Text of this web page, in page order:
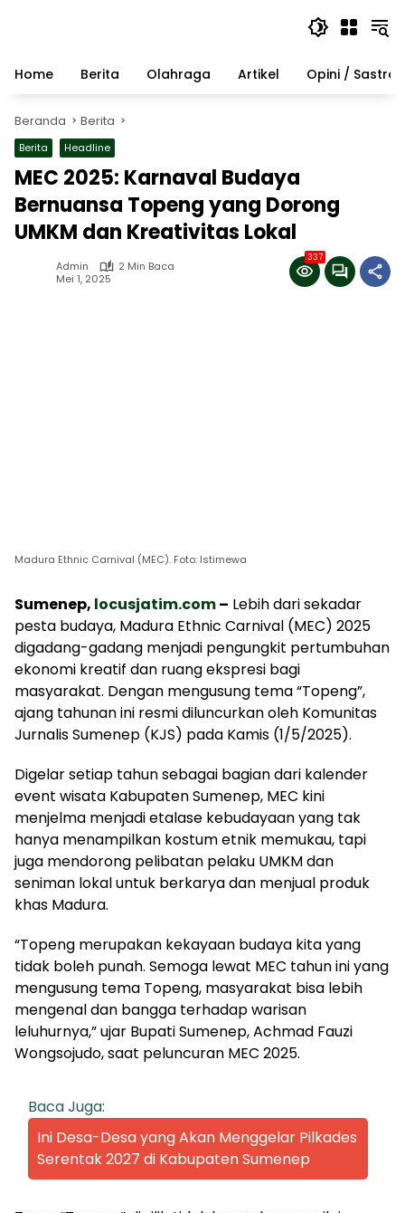
Home
Berita Olahraga Artikel Opini / Sastra
Beranda Berita
Berita Headline
MEC 2025: Karnaval Budaya
Bernuansa Topeng yang Dorong
UMKM dan Kreativitas Lokal
Admin
2 Min Baca
Mei 1, 2025
337
Madura Ethnic Carnival (MEC). Foto: Istimewa
Sumenep, locusjatim.com– Lebih dari sekadar
pesta budaya, Madura Ethnic Carnival (MEC) 2025
digadang-gadang menjadi pengungkit pertumbuhan
ekonomi kreatif dan ruang ekspresi bagi
masyarakat. Dengan mengusung tema “Topeng”,
ajang tahunan ini resmi diluncurkan oleh Komunitas
Jurnalis Sumenep (KJS) pada Kamis (1/5/2025).
Digelar setiap tahun sebagai bagian dari kalender
event wisata Kabupaten Sumenep, MEC kini
menjelma menjadi etalase kebudayaan yang tak
hanya menampilkan kostum etnik memukau, tapi
juga mendorong pelibatan pelaku UMKM dan
seniman lokal untuk berkarya dan menjual produk
khas Madura.
“Topeng merupakan kekayaan budaya kita yang
tidak boleh punah. Semoga lewat MEC tahun ini yang
mengusung tema Topeng, masyarakat bisa lebih
mengenal dan bangga terhadap warisan
leluhurnya,” ujar Bupati Sumenep, Achmad Fauzi
Wongsojudo, saat peluncuran MEC 2025.
Baca Juga:
Ini Desa-Desa yang Akan Menggelar Pilkades
Serentak 2027 di Kabupaten Sumenep